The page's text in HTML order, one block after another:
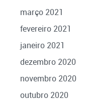
março 2021
fevereiro 2021
janeiro 2021
dezembro 2020
novembro 2020
outubro 2020